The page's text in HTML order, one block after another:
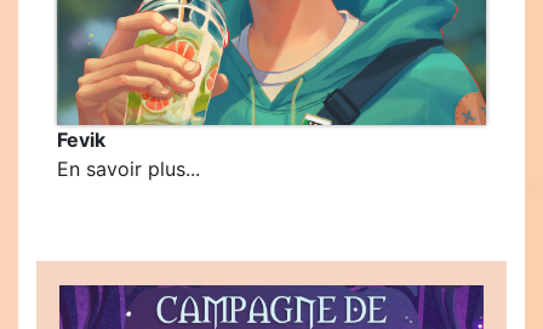
Fevik
En savoir plus...